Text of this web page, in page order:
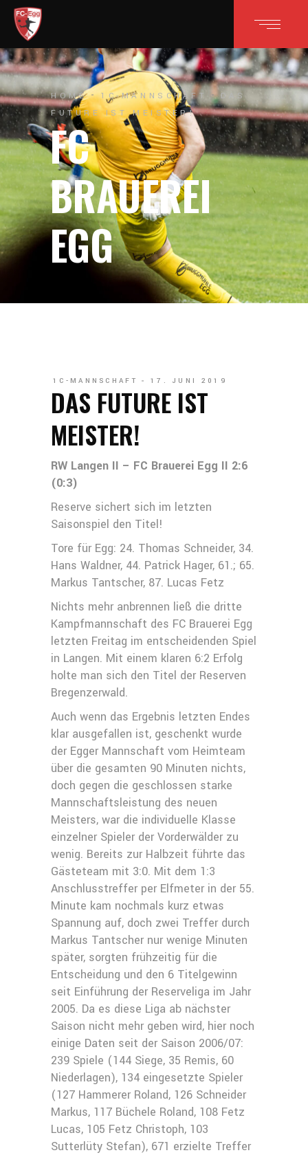
HOME 1C-MANNSCHAFT
DAS
FUTURE IST MEISTER!
FC
BRAUEREI
EGG
1C-MANNSCHAFT 17. JUNI 2019
DAS FUTURE IST
MEISTER!
RW Langen II – FC Brauerei Egg II 2:6
(0:3)
Reserve sichert sich im letzten
Saisonspiel den Titel!
Tore für Egg: 24. Thomas Schneider, 34.
Hans Waldner, 44. Patrick Hager, 61.; 65.
Markus Tantscher, 87. Lucas Fetz
Nichts mehr anbrennen ließ die dritte
Kampfmannschaft des FC Brauerei Egg
letzten Freitag im entscheidenden Spiel
in Langen. Mit einem klaren 6:2 Erfolg
holte man sich den Titel der Reserven
Bregenzerwald.
Auch wenn das Ergebnis letzten Endes
klar ausgefallen ist, geschenkt wurde
der Egger Mannschaft vom Heimteam
über die gesamten 90 Minuten nichts,
doch gegen die geschlossen starke
Mannschaftsleistung des neuen
Meisters, war die individuelle Klasse
einzelner Spieler der Vorderwälder zu
wenig. Bereits zur Halbzeit führte das
Gästeteam mit 3:0. Mit dem 1:3
Anschlusstreffer per Elfmeter in der 55.
Minute kam nochmals kurz etwas
Spannung auf, doch zwei Treffer durch
Markus Tantscher nur wenige Minuten
später, sorgten frühzeitig für die
Entscheidung und den 6 Titelgewinn
seit Einführung der Reserveliga im Jahr
2005. Da es diese Liga ab nächster
Saison nicht mehr geben wird, hier noch
einige Daten seit der Saison 2006/07:
239 Spiele (144 Siege, 35 Remis, 60
Niederlagen), 134 eingesetzte Spieler
(127 Hammerer Roland, 126 Schneider
Markus, 117 Büchele Roland, 108 Fetz
Lucas, 105 Fetz Christoph, 103
Sutterlüty Stefan), 671 erzielte Treffer